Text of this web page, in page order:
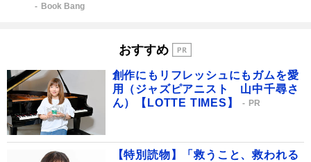
Book Bang
おすすめ
創作にもリフレッシュにもガムを愛
用（ジャズピアニスト 山中千尋さ
ん）【LOTTE TIMES】
PR
【特別読物】「救うこと、救われる